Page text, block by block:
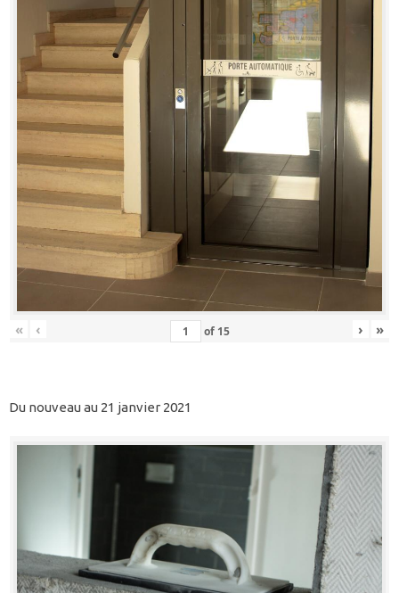
« ‹ of 15 › »
Du nouveau au 21 janvier 2021